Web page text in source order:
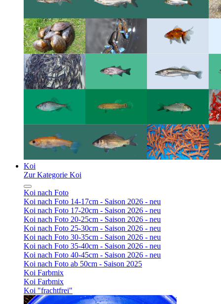
Koi
Zur Kategorie Koi
Koi nach Foto
Koi nach Foto 14-17cm - Saison 2026 - neu
Koi nach Foto 17-20cm - Saison 2026 - neu
Koi nach Foto 20-25cm - Saison 2026 - neu
Koi nach Foto 25-30cm - Saison 2026 - neu
Koi nach Foto 30-35cm - Saison 2026 - neu
Koi nach Foto 35-40cm - Saison 2026 - neu
Koi nach Foto 40-45cm - Saison 2026 - neu
Koi nach Foto ab 50cm - Saison 2025
Koi Farbmix
Koi Farbmix
Koi "frachtfrei"